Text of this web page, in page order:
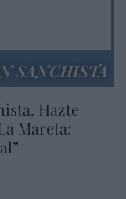
SANCHISTA
Hazte
Mareta: